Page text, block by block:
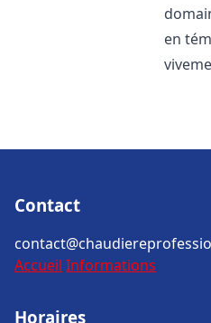
en
Contact
Accueil Informations
Horaires